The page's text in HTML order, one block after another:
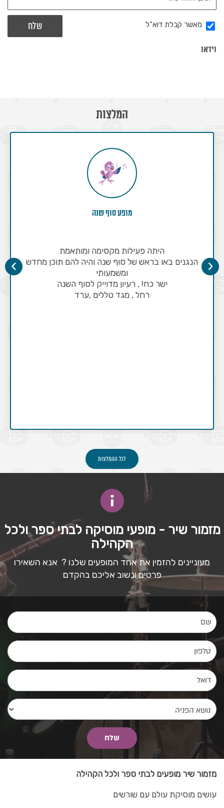
מאשר קבלת דוא"ל
וידאו
המלצות
מופע סוף שנה
היתה פעילות מקסימה ומותאמת
הנגנים באו בראש של סוף שנה והיה להם תוכן מחדש
ומשמעותי
ישר כח! , רעיון מדוייק לסוף השנה
רחל , מגד טללים ,ערד
‹
›
לכל ההמלצות
מזמור שיר - מופעי מוסיקה לבתי ספר ולכל
הקהילה
מעוניינים להזמין את אחד המופעים שלנו ? אנא השאירו
פרטים ונשוב אליכם בהקדם
מזמור שיר מופעים לבתי ספר ולכל הקהילה
עושים מוסיקת עולם עם שורשים